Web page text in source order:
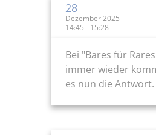
28
Dezember 2025
14:45 - 15:28
Bei "Bares für
immer wieder
es nun die